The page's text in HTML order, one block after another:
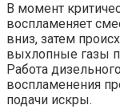
В момент
воспламеняет
вниз, затем
выхлопные газы
Работа
воспламенения
подачи искры.